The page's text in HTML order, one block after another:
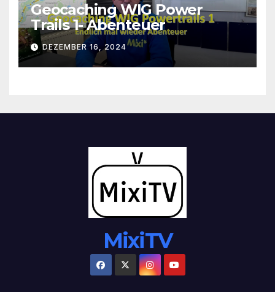
Geocaching WIG Power
Trails 1- Abenteuer
DEZEMBER 16, 2024
MixiTV